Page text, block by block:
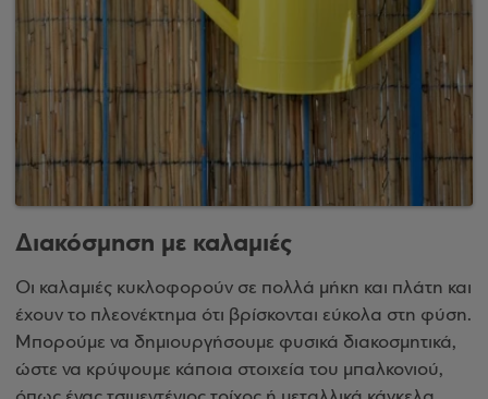
Διακόσμηση με καλαμιές
Οι καλαμιές κυκλοφορούν σε πολλά μήκη και πλάτη και
έχουν το πλεονέκτημα ότι βρίσκονται εύκολα στη φύση.
Μπορούμε να δημιουργήσουμε φυσικά διακοσμητικά,
ώστε να κρύψουμε κάποια στοιχεία του μπαλκονιού,